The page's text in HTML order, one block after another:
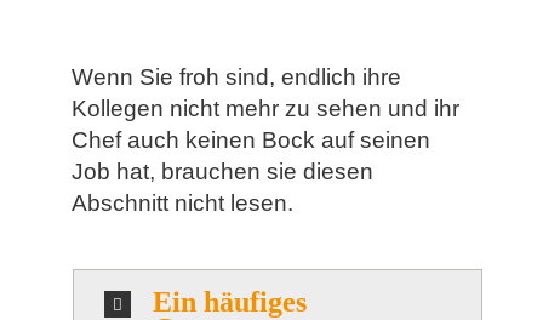
Wenn Sie froh sind, endlich ihre
Kollegen nicht mehr zu sehen und ihr
Chef auch keinen Bock auf seinen
Job hat, brauchen sie diesen
Abschnitt nicht lesen.
Ein häufiges